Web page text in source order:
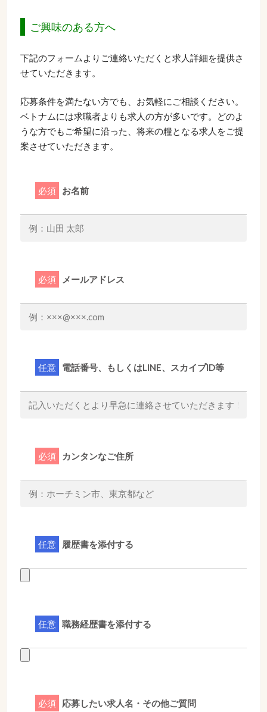
ご興味のある方へ
下記のフォームよりご連絡いただくと求人詳細を提供さ
せていただきます。
応募条件を満たない方でも、お気軽にご相談ください。
ベトナムには求職者よりも求人の方が多いです。どのよ
うな方でもご希望に沿った、将来の糧となる求人をご提
案させていただきます。
必須 お名前
必須 メールアドレス
任意 電話番号、もしくはLINE、スカイプID等
必須 カンタンなご住所
任意 履歴書を添付する
任意 職務経歴書を添付する
必須 応募したい求人名・その他ご質問